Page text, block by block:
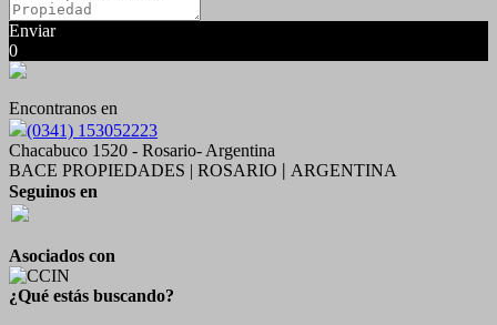
Enviar
0
Encontranos en
(0341) 153052223
Chacabuco 1520 - Rosario- Argentina
BACE PROPIEDADES | ROSARIO
ARGENTINA
Seguinos en
Asociados con
¿Qué estás buscando?